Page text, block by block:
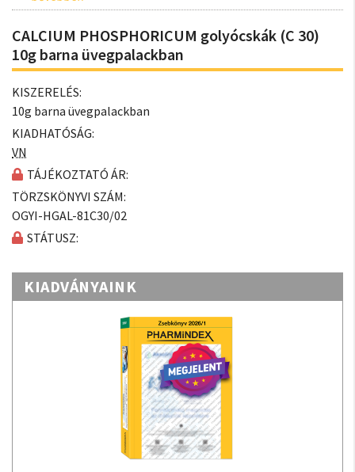
CALCIUM PHOSPHORICUM golyócskák (C 30)
10g barna üvegpalackban
KISZERELÉS:
10g barna üvegpalackban
KIADHATÓSÁG:
VN
TÁJÉKOZTATÓ ÁR:
TÖRZSKÖNYVI SZÁM:
OGYI-HGAL-81C30/02
STÁTUSZ:
KIADVÁNYAINK